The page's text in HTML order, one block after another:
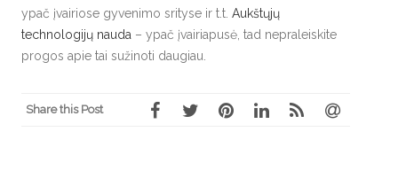
ypač įvairiose gyvenimo srityse ir t.t. Aukštųjų
technologijų nauda – ypač įvairiapusė, tad nepraleiskite
progos apie tai sužinoti daugiau.
Share this Post